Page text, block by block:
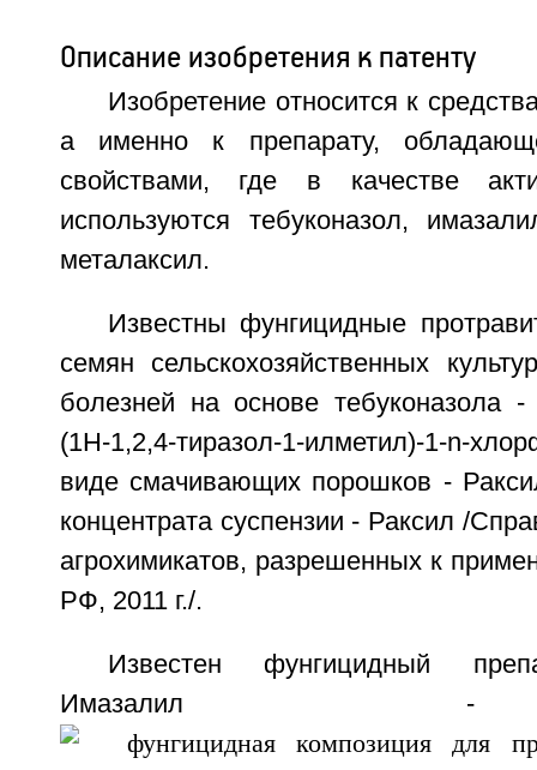
Описание изобретения к патенту
Изобретение относится к
а именно к препарату,
свойствами, где в качестве
используются тебуконазол,
металаксил.
Известны фунгицидные
семян сельскохозяйственных
болезней на основе тебуконазола -
(1Н-1,2,4-тиразол-1-илметил)-1-n-
виде смачивающих порошков -
концентрата суспензии - Раксил /
агрохимикатов, разрешенных к
РФ, 2011 г./.
Известен фунгицидный